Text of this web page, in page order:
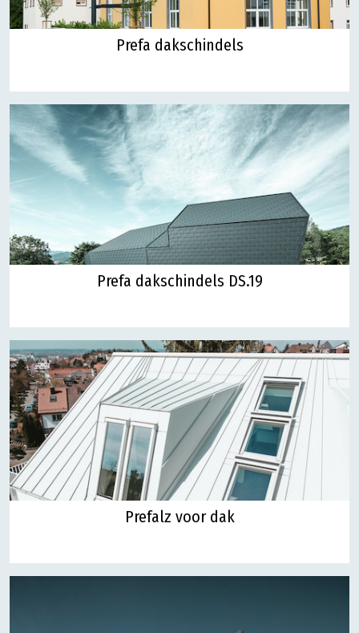
Prefa dakschindels
Prefa dakschindels DS.19
Prefalz voor dak